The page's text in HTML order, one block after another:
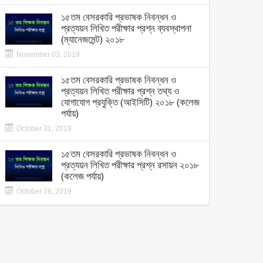
১৫তম বেসরকারি প্রভাষক নিবন্ধন ও
প্রত্যয়ন লিখিত পরীক্ষার প্রশ্ন ব্যবস্থাপনা
(ম্যানেজমেন্ট) ২০১৮
November 03, 2019
১৫তম বেসরকারি প্রভাষক নিবন্ধন ও
প্রত্যয়ন লিখিত পরীক্ষার প্রশ্ন তথ্য ও
যোগাযোগ প্রযুক্তি (আইসিটি) ২০১৮ (কলেজ
পর্যায়)
October 31, 2019
১৫তম বেসরকারি প্রভাষক নিবন্ধন ও
প্রত্যয়ন লিখিত পরীক্ষার প্রশ্ন রসায়ন ২০১৮
(কলেজ পর্যায়)
October 28, 2019